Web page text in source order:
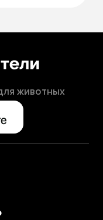
животных